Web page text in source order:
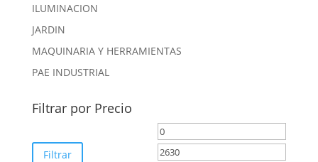
ILUMINACION
JARDIN
MAQUINARIA Y HERRAMIENTAS
PAE INDUSTRIAL
Filtrar por Precio
Precio
mínimo
Filtrar